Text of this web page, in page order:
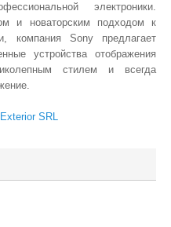
электроники.
и новаторским подходом к
компания Sony предлагает
устройства отображения
стилем и всегда
Exterior SRL